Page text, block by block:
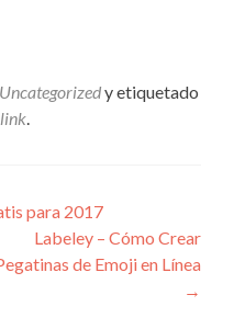
Uncategorizedy etiquetado
.
para 2017
Labeley – Cómo Crear
de Emoji en Línea
→